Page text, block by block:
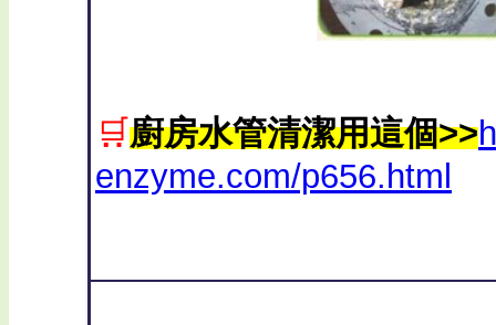
🛒廚房水管清潔用這個>>
enzyme.com/p656.html